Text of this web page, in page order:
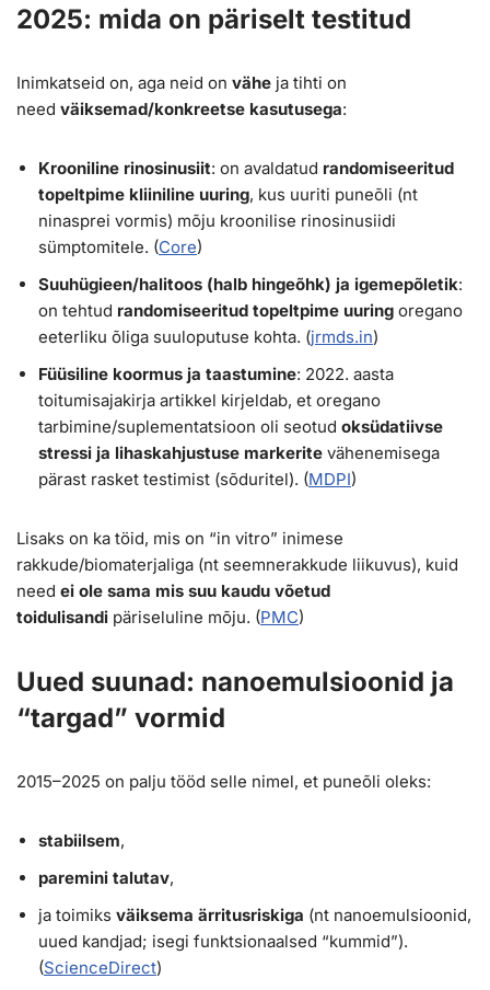
2025: mida on päriselt testitud
Inimkatseid on, aga neid on vähe ja tihti on
need väiksemad/konkreetse kasutusega:
Krooniline rinosinusiit: on avaldatud randomiseeritud
topeltpime kliiniline uuring, kus uuriti puneõli (nt
ninasprei vormis) mõju kroonilise rinosinusiidi
sümptomitele. (Core)
Suuhügieen/halitoos (halb hingeõhk) ja igemepõletik:
on tehtud randomiseeritud topeltpime uuring oregano
eeterliku õliga suuloputuse kohta. (jrmds.in)
Füüsiline koormus ja taastumine: 2022. aasta
toitumisajakirja artikkel kirjeldab, et oregano
tarbimine/suplementatsioon oli seotud oksüdatiivse
stressi ja lihaskahjustuse markerite vähenemisega
pärast rasket testimist (sõduritel). (MDPI)
Lisaks on ka töid, mis on “in vitro” inimese
rakkude/biomaterjaliga (nt seemnerakkude liikuvus), kuid
need ei ole sama mis suu kaudu võetud
toidulisandi päriseluline mõju. (PMC)
Uued suunad: nanoemulsioonid ja
“targad” vormid
2015–2025 on palju tööd selle nimel, et puneõli oleks:
stabiilsem,
paremini talutav,
ja toimiks väiksema ärritusriskiga (nt nanoemulsioonid,
uued kandjad; isegi funktsionaalsed “kummid”).
(ScienceDirect)